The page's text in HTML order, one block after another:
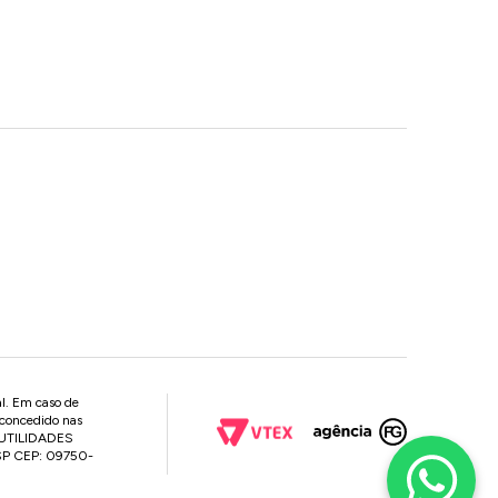
Em caso de
nas
CEP: 09750-